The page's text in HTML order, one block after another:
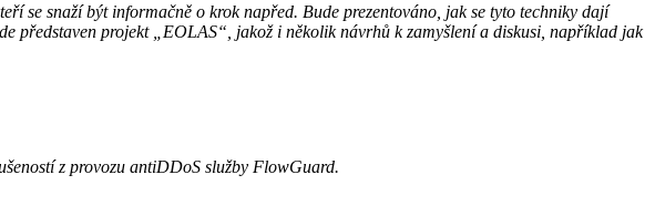
se snaží být informačně o krok napřed. Bude prezentováno, jak se tyto techniky dají
představen projekt „EOLAS“, jakož i několik návrhů k zamyšlení a diskusi, například jak
z provozu antiDDoS služby FlowGuard.